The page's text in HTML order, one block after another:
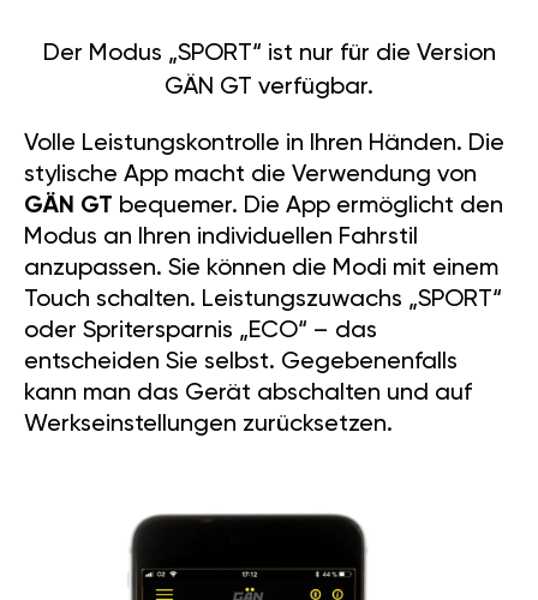
Der Modus „SPORT“ ist nur für die Version
GÄN GT verfügbar.
Volle Leistungskontrolle in Ihren Händen. Die
stylische App macht die Verwendung von
GÄN GT bequemer. Die App ermöglicht den
Modus an Ihren individuellen Fahrstil
anzupassen. Sie können die Modi mit einem
Touch schalten. Leistungszuwachs „SPORT“
oder Spritersparnis „ECO“ – das
entscheiden Sie selbst. Gegebenenfalls
kann man das Gerät abschalten und auf
Werkseinstellungen zurücksetzen.